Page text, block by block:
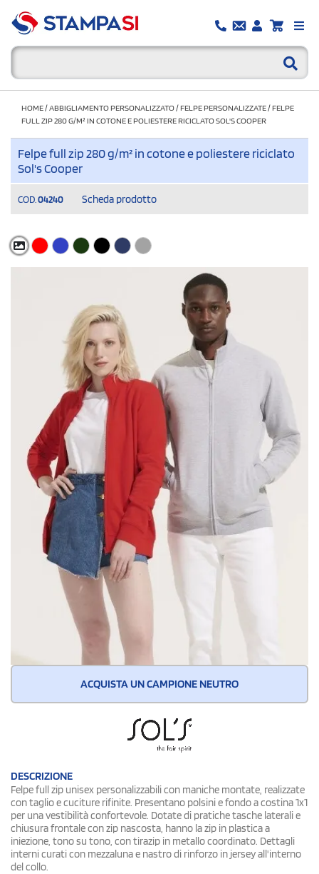
HOME/ABBIGLIAMENTO PERSONALIZZATO/FELPE PERSONALIZZATE/FELPE
FULL ZIP 280 G/M² IN COTONE E POLIESTERE RICICLATO SOL'S COOPER
Felpe full zip 280 g/m² in cotone e poliestere riciclato
Sol's Cooper
COD. 04240 Scheda prodotto
ACQUISTA UN CAMPIONE NEUTRO
DESCRIZIONE
Felpe full zip unisex personalizzabili con maniche montate, realizzate
con taglio e cuciture rifinite. Presentano polsini e fondo a costina 1x1
per una vestibilità confortevole. Dotate di pratiche tasche laterali e
chiusura frontale con zip nascosta, hanno la zip in plastica a
iniezione, tono su tono, con tirazip in metallo coordinato. Dettagli
interni curati con mezzaluna e nastro di rinforzo in jersey all'interno
del collo.